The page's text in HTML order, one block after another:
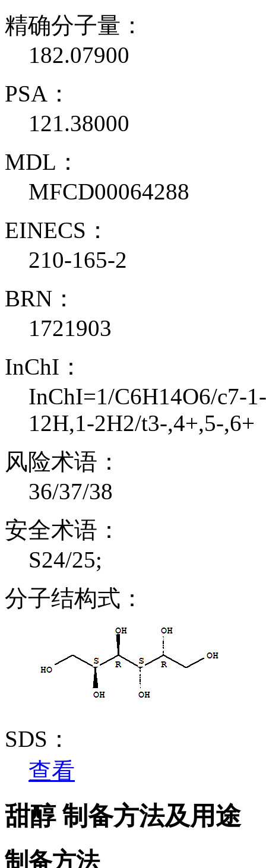
精确分子量：
182.07900
PSA：
121.38000
MDL：
MFCD00064288
EINECS：
210-165-2
BRN：
1721903
InChI：
InChI=1/C6H14O6/c7-
12H,1-2H2/t3-,4+,5-,6+
风险术语：
36/37/38
安全术语：
S24/25;
分子结构式：
SDS：
查看
甜醇 制备方法及用途
制备方法